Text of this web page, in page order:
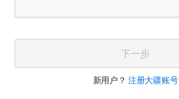
下一步
新用户？注册大疆账号